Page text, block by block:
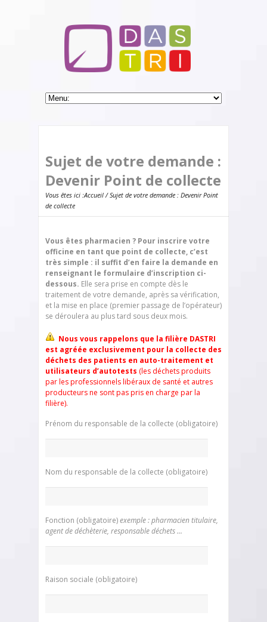
Sujet de votre demande :
Devenir Point de collecte
Vous êtes ici :Accueil/ Sujet de votre demande : Devenir Point
de collecte
Vous êtes pharmacien ? Pour inscrire votre
officine en tant que point de collecte, c’est
très simple : il suffit d’en faire la demande en
renseignant le formulaire d’inscription ci-
dessous. Elle sera prise en compte dès le
traitement de votre demande, après sa vérification,
et la mise en place (premier passage de l’opérateur)
se déroulera au plus tard sous deux mois.
Nous vous rappelons que la filière DASTRI
est agréée exclusivement pour la collecte des
déchets des patients en auto-traitement et
utilisateurs d’autotests (les déchets produits
par les professionnels libéraux de santé et autres
producteurs ne sont pas pris en charge par la
filière).
Prénom du responsable de la collecte (obligatoire)
Nom du responsable de la collecte (obligatoire)
Fonction (obligatoire)exemple : pharmacien titulaire,
agent de déchèterie, responsable déchets ...
Raison sociale (obligatoire)